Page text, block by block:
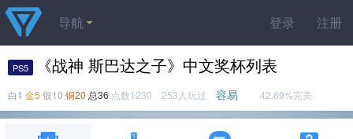
登录 注册
导航
PS5 《战神 斯巴达之子》中文奖杯列表
白1 金5 银10 铜20 总36 点数1230 253人玩过 容易 42.69%完美